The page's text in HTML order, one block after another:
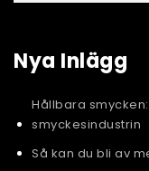
Nya Inlägg
Hållbara
smyckesindustrin
Så kan du bli av